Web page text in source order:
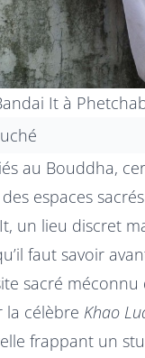
It à
au Bouddha,
espaces
un lieu discret
faut savoir
sacré
célèbre Khao
frappant un